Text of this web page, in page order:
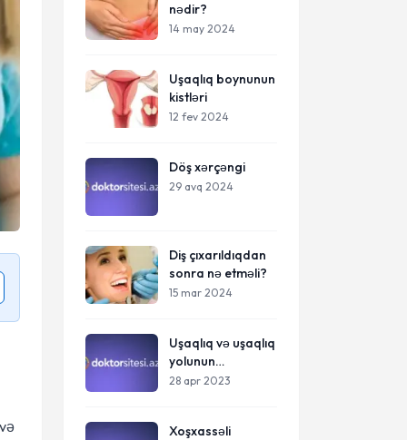
nədir?
14 may 2024
Uşaqlıq boynunun
kistləri
12 fev 2024
Döş xərçəngi
29 avq 2024
Diş çıxarıldıqdan
sonra nə etməli?
15 mar 2024
Uşaqlıq və uşaqlıq
yolunun
sallanması
28 apr 2023
Xoşxassəli